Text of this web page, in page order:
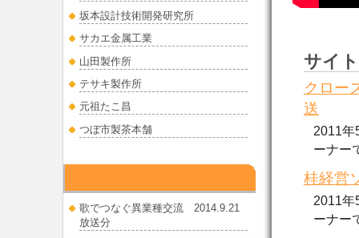
サイ
クロー
送
2011年
ーナー
桂経営
2011年
ーナー
坂本設計技術開発研究所
サカエ金属工業
山田製作所
テサキ製作所
元祖たこ昌
つぼ市製茶本舗
歌でつなぐ異業種交流 2014.9.21
放送分